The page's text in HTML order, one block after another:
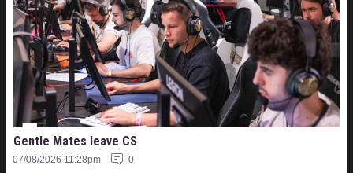
Gentle Mates leave CS
07/08/2026 11:28pm 0